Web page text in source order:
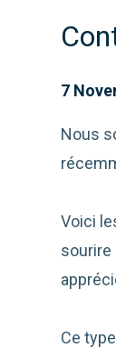
7
Nous
Voici
sourire
Ce